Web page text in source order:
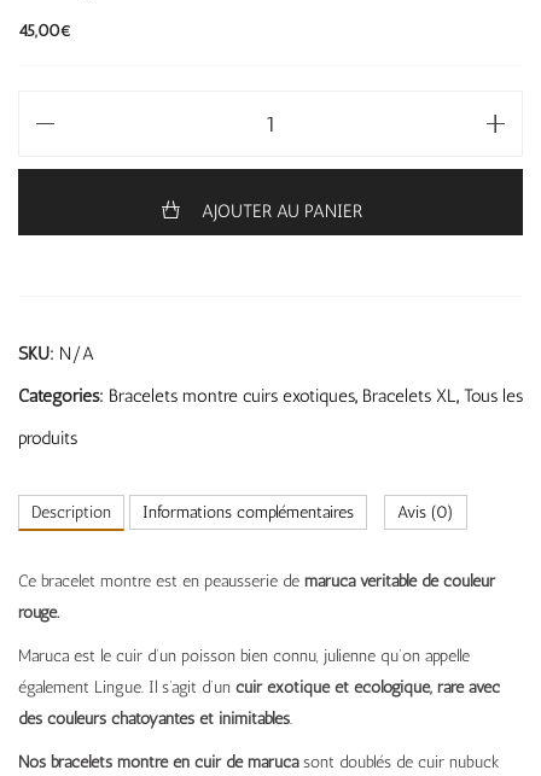
45,00€
AJOUTER AU PANIER
SKU: N/A
Categories: Bracelets montre cuirs exotiques, Bracelets XL, Tous les
produits
Description Informations complémentaires Avis (0)
Ce bracelet montre est en peausserie de maruca véritable de couleur
rouge.
Maruca est le cuir d’un poisson bien connu, julienne qu’on appelle
également Lingue. Il s’agit d’un cuir exotique et écologique, rare avec
des couleurs chatoyantes et inimitables.
Nos bracelets montre en cuir de marucasont doublés de cuir nubuck